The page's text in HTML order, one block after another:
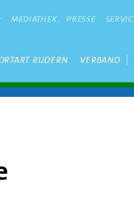
MEDIATHEK PRESSE
RUDERN VERBAND